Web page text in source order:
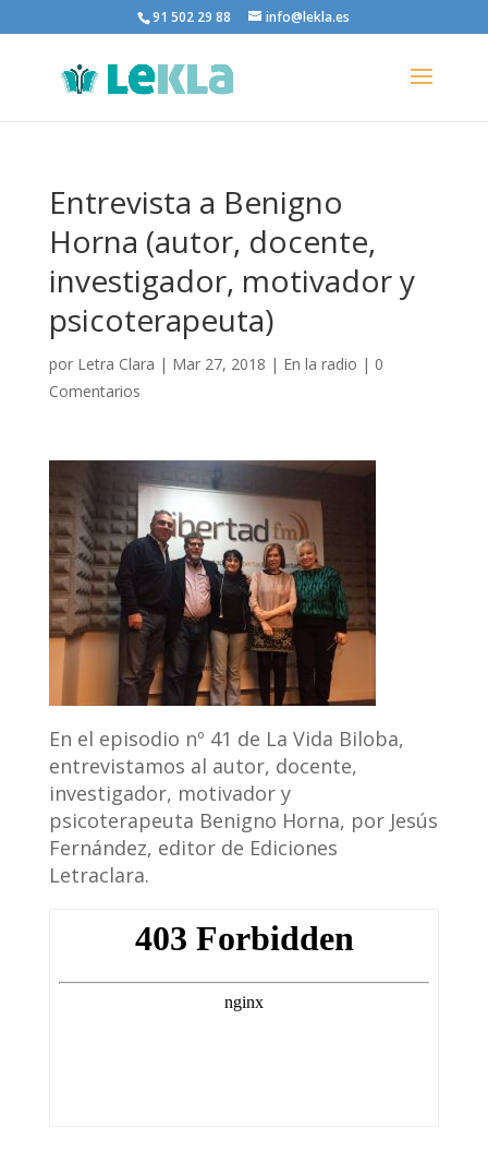
91 502 29 88 info@lekla.es
Entrevista a Benigno
Horna (autor, docente,
investigador, motivador y
psicoterapeuta)
por Letra Clara | Mar 27, 2018 | En la radio | 0
Comentarios
En el episodio nº 41 de La Vida Biloba,
entrevistamos al autor, docente,
investigador, motivador y
psicoterapeuta Benigno Horna, por Jesús
Fernández, editor de Ediciones
Letraclara.